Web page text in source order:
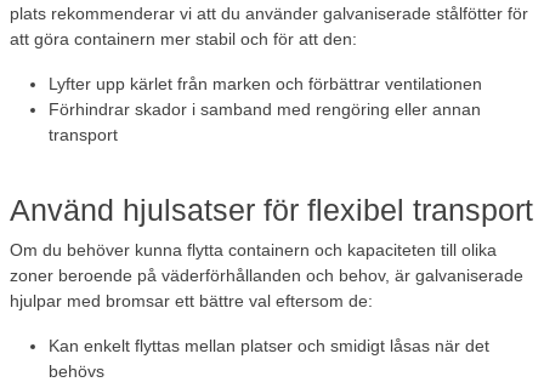
plats rekommenderar vi att du använder galvaniserade stålfötter för
att göra containern mer stabil och för att den:
Lyfter upp kärlet från marken och förbättrar ventilationen
Förhindrar skador i samband med rengöring eller annan
transport
Använd hjulsatser för flexibel transport
Om du behöver kunna flytta containern och kapaciteten till olika
zoner beroende på väderförhållanden och behov, är galvaniserade
hjulpar med bromsar ett bättre val eftersom de:
Kan enkelt flyttas mellan platser och smidigt låsas när det
behövs